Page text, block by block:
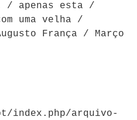
/ apenas esta /
uma velha /
França / Março
index.php/arquivo-